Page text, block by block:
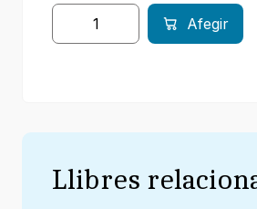
Afegir
Llibres